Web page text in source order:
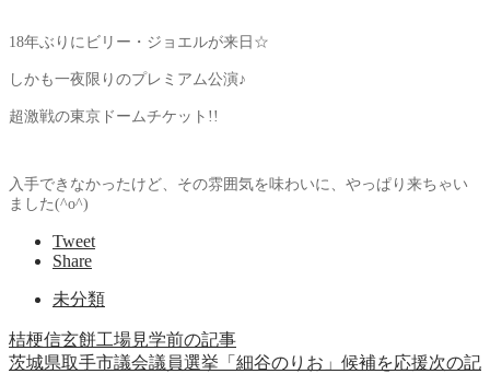
18年ぶりにビリー・ジョエルが来日☆
しかも一夜限りのプレミアム公演♪
超激戦の東京ドームチケット!!
入手できなかったけど、その雰囲気を味わいに、やっぱり来ちゃい
ました(^o^)
Tweet
Share
未分類
桔梗信玄餅工場見学前の記事
茨城県取手市議会議員選挙「細谷のりお」候補を応援次の記